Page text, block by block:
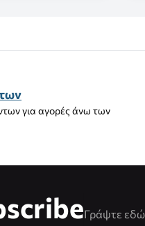
για αγορές άνω των